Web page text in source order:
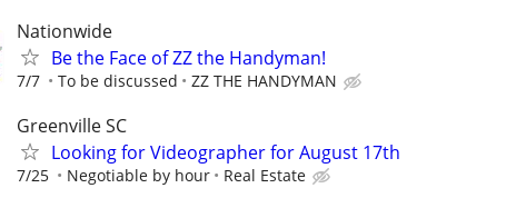
Nationwide
Be the Face of ZZ the Handyman!
7/7 To be discussed ZZ THE HANDYMAN
Greenville SC
Looking for Videographer for August 17th
7/25 Negotiable by hour Real Estate